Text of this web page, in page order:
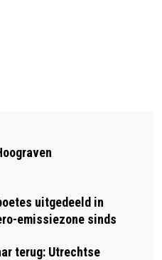
EMIL ROHD
BIJ JONG FC
AL 9.000
uitgedeeld in
emissiezone sinds
terug: Utrechtse